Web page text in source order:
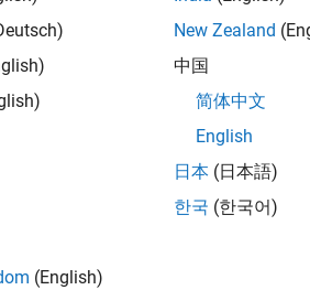
Talent Network
Erhalten Sie personalisierte
und
(English)
New Zealand
中国
简体中文
English
日本 (日本語)
한국 (한국어)